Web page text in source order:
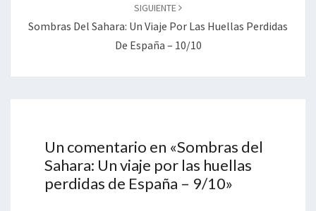
SIGUIENTE
Sombras Del Sahara: Un Viaje Por Las Huellas Perdidas
De España – 10/10
Un comentario en «Sombras del
Sahara: Un viaje por las huellas
perdidas de España – 9/10»